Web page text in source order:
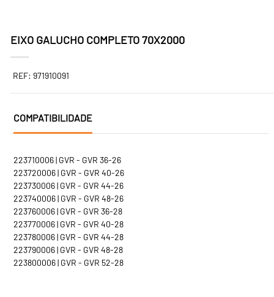
EIXO GALUCHO COMPLETO 70X2000
REF: 971910091
COMPATIBILIDADE
223710006 | GVR - GVR 36-26
223720006 | GVR - GVR 40-26
223730006 | GVR - GVR 44-26
223740006 | GVR - GVR 48-26
223760006 | GVR - GVR 36-28
223770006 | GVR - GVR 40-28
223780006 | GVR - GVR 44-28
223790006 | GVR - GVR 48-28
223800006 | GVR - GVR 52-28